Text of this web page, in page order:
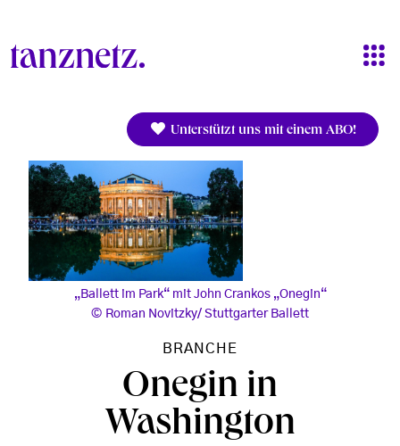
Unterstützt uns mit einem ABO!
„Ballett im Park“ mit John Crankos „Onegin“
Roman Novitzky/ Stuttgarter Ballett
BRANCHE
Onegin in
Washington